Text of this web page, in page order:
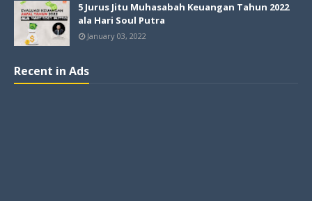
5 Jurus Jitu Muhasabah Keuangan Tahun 2022
ala Hari Soul Putra
January 03, 2022
Recent in Ads